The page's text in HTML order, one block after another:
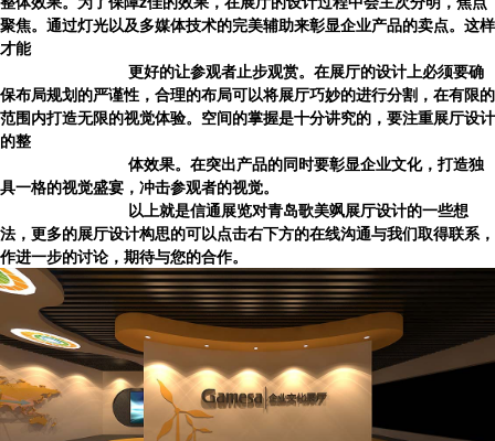
聚焦。通过灯光以及多媒体技术的完美辅助来彰显企业产品的卖点。这样
才能
更好的让参观者止步观赏。在展厅的设计上必须要确
保布局规划的严谨性，合理的布局可以将展厅巧妙的进行分割，在有限的
范围内打造无限的视觉体验。空间的掌握是十分讲究的，要注重展厅设计
的整
体效果。在突出产品的同时要彰显企业文化，打造独
具一格的视觉盛宴，冲击参观者的视觉。
以上就是信通展览对青岛歌美飒展厅设计的一些想
法，更多的展厅设计构思的可以点击右下方的在线沟通与我们取得联系，
作进一步的讨论，期待与您的合作。